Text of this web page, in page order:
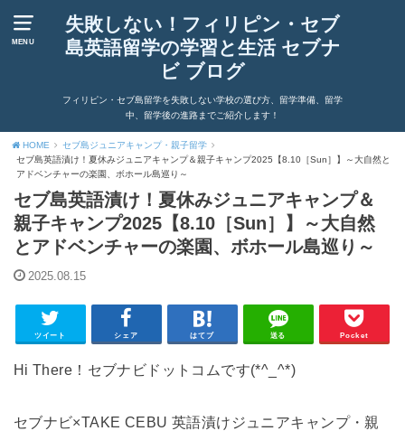
MENU
失敗しない！フィリピン・セブ
島英語留学の学習と生活 セブナ
ビ ブログ
フィリピン・セブ島留学を失敗しない学校の選び方、留学準備、留学
中、留学後の進路までご紹介します！
HOME
セブ島ジュニアキャンプ・親子留学
セブ島英語漬け！夏休みジュニアキャンプ＆親子キャンプ2025【8.10［Sun］】～大自然と
アドベンチャーの楽園、ボホール島巡り～
セブ島英語漬け！夏休みジュニアキャンプ＆
親子キャンプ2025【8.10［Sun］】～大自然
とアドベンチャーの楽園、ボホール島巡り～
2025.08.15
ツイート シェア はてブ 送る Pocket
Hi There！セブナビドットコムです(*^_^*)
セブナビ×TAKE CEBU 英語漬けジュニアキャンプ・親